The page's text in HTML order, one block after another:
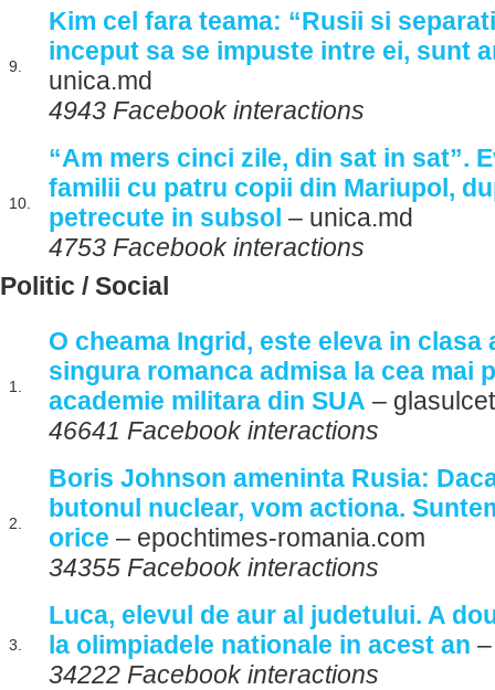
9.
Kim cel fara teama: “Rusii si
inceput sa se impuste intre ei, sunt
unica.md
4943 Facebook interactions
10.
“Am mers cinci zile, din sat in sat”.
familii cu patru copii din Mariupol,
petrecute in subsol – unica.md
4753 Facebook interactions
Politic / Social
1.
O cheama Ingrid, este eleva in clasa
singura romanca admisa la cea mai
academie militara din SUA –
46641 Facebook interactions
2.
Boris Johnson ameninta Rusia:
butonul nuclear, vom actiona.
orice – epochtimes-romania.com
34355 Facebook interactions
3.
Luca, elevul de aur al judetului. A
la olimpiadele nationale in acest an
34222 Facebook interactions